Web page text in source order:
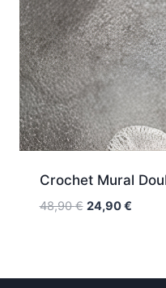
Crochet Mural
48,90€ Le
48,90 €.
24,90€Le
24,90